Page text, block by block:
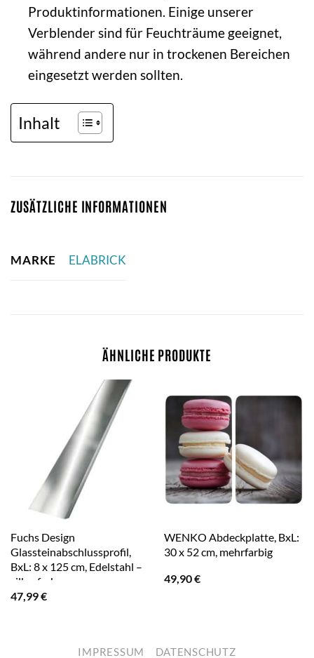
Produktinformationen. Einige unserer
Verblender sind für Feuchträume geeignet,
während andere nur in trockenen Bereichen
eingesetzt werden sollten.
Inhalt
ZUSÄTZLICHE INFORMATIONEN
MARKE ELABRICK
ÄHNLICHE PRODUKTE
Fuchs Design
Glassteinabschlussprofil,
BxL: 8 x 125 cm, Edelstahl –
silberfarben
47,99€
WENKO Abdeckplatte, BxL:
30 x 52 cm, mehrfarbig
49,90€
IMPRESSUM DATENSCHUTZ